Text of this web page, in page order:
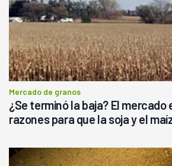
Mercado de granos
¿Se terminó la baja? El
razones para que la soja y el